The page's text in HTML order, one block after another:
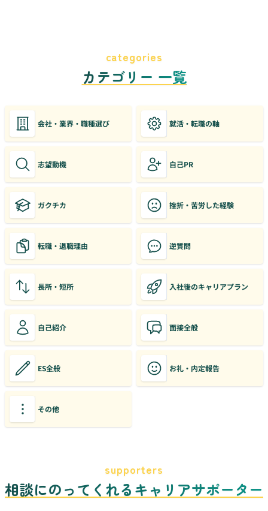
categories
カテゴリー 一覧
会社・業界・職種選び 就活・転職の軸
志望動機 自己PR
ガクチカ 挫折・苦労した経験
転職・退職理由 逆質問
長所・短所 入社後のキャリアプラン
自己紹介 面接全般
ES全般 お礼・内定報告
その他
supporters
相談にのってくれるキャリアサポーター